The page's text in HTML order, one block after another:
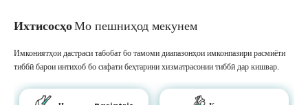
ИхтисосҳоМо пешниҳод мекунем
Имкониятҳои дастраси табобат бо тамоми диапазонҳои имконпазири расмиёти
тиббӣ барои интихоб бо сифати беҳтарини хизматрасонии тиббӣ дар кишвар.